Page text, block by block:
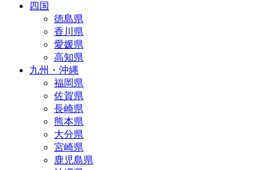
四国
徳島県
香川県
愛媛県
高知県
九州・沖縄
福岡県
佐賀県
長崎県
熊本県
大分県
宮崎県
鹿児島県